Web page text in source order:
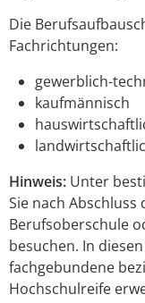
Die
Fachrichtungen:
gewerblich-
kaufmännisch
Hinweis: Unter
Sie nach
Berufsoberschule
besuchen. In
fachgebundene
Hochschulreife